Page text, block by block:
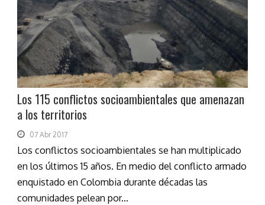
Los 115 conflictos socioambientales que amenazan
a los territorios
07 Abr 2017
Los conflictos socioambientales se han multiplicado
en los últimos 15 años. En medio del conflicto armado
enquistado en Colombia durante décadas las
comunidades pelean por...